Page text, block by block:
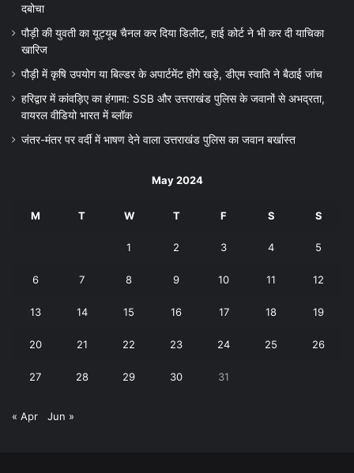
दबोचा
पौड़ी की युवती का यूट्यूब चैनल कर दिया डिलीट, हाई कोर्ट ने भी कर दी याचिका
खारिज
पौड़ी में कृषि उपयोग या बिल्डर के अपार्टमेंट होंगे खड़े, डीएम स्वाति ने बैठाई जांच
हरिद्वार में कांवड़िए का हंगामा: SSB और उत्तराखंड पुलिस के जवानों से अभद्रता,
वायरल वीडियो भारत में ब्लॉक
जंतर-मंतर पर वर्दी में भाषण देने वाला उत्तराखंड पुलिस का जवान बर्खास्त
May 2024
M T W T F S S
1 2 3 4 5
6 7 8 9 10 11 12
13 14 15 16 17 18 19
20 21 22 23 24 25 26
27 28 29 30 31
« Apr Jun »